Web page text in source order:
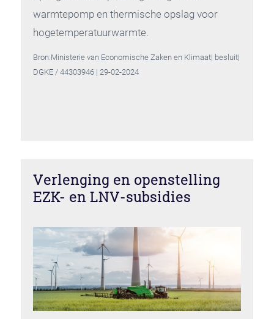
warmtepomp en thermische opslag voor
hogetemperatuurwarmte.
Bron:Ministerie van Economische Zaken en Klimaat| besluit|
DGKE / 44303946 | 29-02-2024
Verlenging en openstelling
EZK- en LNV-subsidies